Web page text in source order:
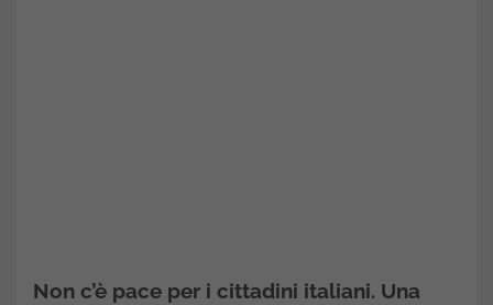
Non c’è pace per i cittadini italiani. Una